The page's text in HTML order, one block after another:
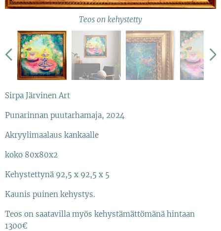
Teos on kehystetty
Kehystämätön teos
Sirpa Järvinen Art
Punarinnan puutarhamaja, 2024
Akryylimaalaus kankaalle
koko 80x80x2
Kehystettynä 92,5 x 92,5 x 5
Kaunis puinen kehystys.
Teos on saatavilla myös kehystämättömänä hintaan
1300€